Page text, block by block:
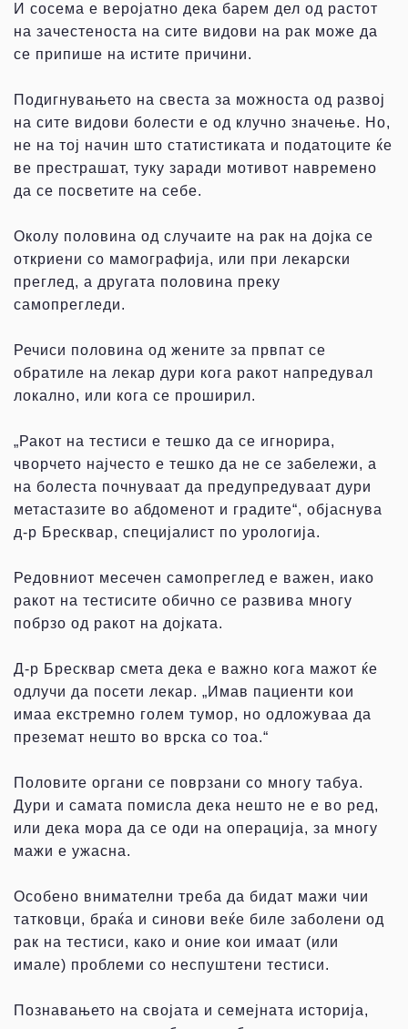
И сосема е веројатно дека барем дел од растот
на зачестеноста на сите видови на рак може да
се припише на истите причини.
Подигнувањето на свеста за можноста од развој
на сите видови болести е од клучно значење. Но,
не на тој начин што статистиката и податоците ќе
ве престрашат, туку заради мотивот навремено
да се посветите на себе.
Околу половина од случаите на рак на дојка се
откриени со мамографија, или при лекарски
преглед, а другата половина преку
самопрегледи.
Речиси половина од жените за првпат се
обратиле на лекар дури кога ракот напредувал
локално, или кога се проширил.
„Ракот на тестиси е тешко да се игнорира,
чворчето најчесто е тешко да не се забележи, а
на болеста почнуваат да предупредуваат дури
метастазите во абдоменот и градите“, објаснува
д-р Бресквар, специјалист по урологија.
Редовниот месечен самопреглед е важен, иако
ракот на тестисите обично се развива многу
побрзо од ракот на дојката.
Д-р Бресквар смета дека е важно кога мажот ќе
одлучи да посети лекар. „Имав пациенти кои
имаа екстремно голем тумор, но одложуваа да
преземат нешто во врска со тоа.“
Половите органи се поврзани со многу табуа.
Дури и самата помисла дека нешто не е во ред,
или дека мора да се оди на операција, за многу
мажи е ужасна.
Особено внимателни треба да бидат мажи чии
татковци, браќа и синови веќе биле заболени од
рак на тестиси, како и оние кои имаат (или
имале) проблеми со неспуштени тестиси.
Познавањето на својата и семејната историја,